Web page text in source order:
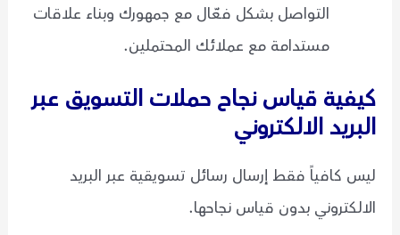
التواصل بشكل فعّال مع جمهورك وبناء علاقات
مستدامة مع عملائك المحتملين.
كيفية قياس نجاح حملات التسويق عبر
البريد الالكتروني
ليس كافياً فقط إرسال رسائل تسويقية عبر البريد
الالكتروني بدون قياس نجاحها.